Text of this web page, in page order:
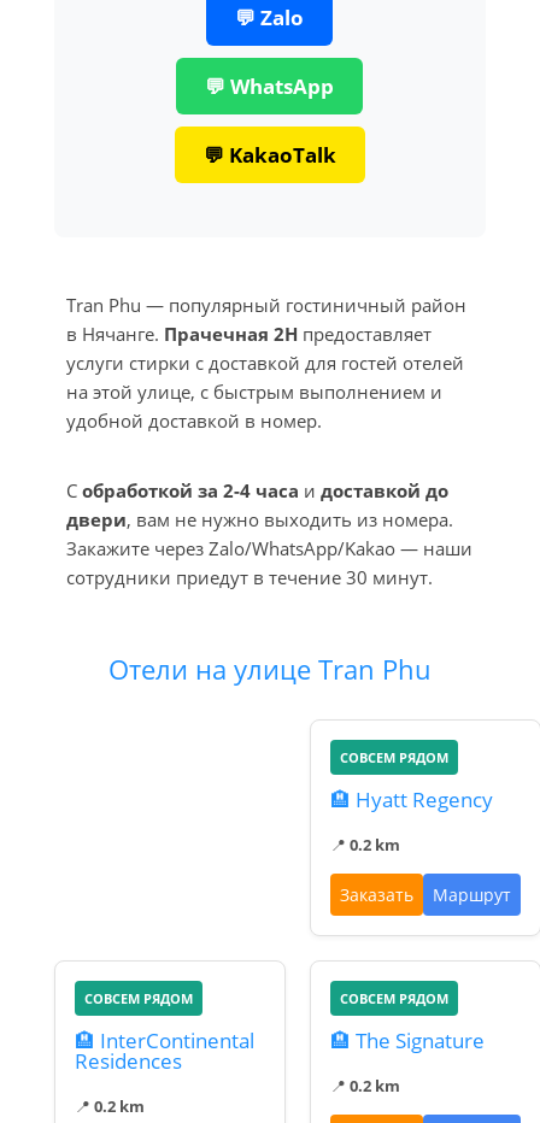
💬 Zalo
💬 WhatsApp
💬 KakaoTalk
Tran Phu — популярный гостиничный район
в Нячанге. Прачечная 2Hпредоставляет
услуги стирки с доставкой для гостей отелей
на этой улице, с быстрым выполнением и
удобной доставкой в номер.
С обработкой за 2-4 часа и доставкой до
двери, вам не нужно выходить из номера.
Закажите через Zalo/WhatsApp/Kakao — наши
сотрудники приедут в течение 30 минут.
Отели на улице Tran Phu
СОВСЕМ РЯДОМ
🏨 Hyatt Regency
📍 0.2 km
Заказать Маршрут
СОВСЕМ РЯДОМ
🏨 InterContinental
Residences
📍 0.2 km
СОВСЕМ РЯДОМ
🏨 The Signature
📍 0.2 km